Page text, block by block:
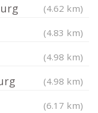
(4.62 km)
(4.83 km)
(4.98 km)
(4.98 km)
(6.17 km)